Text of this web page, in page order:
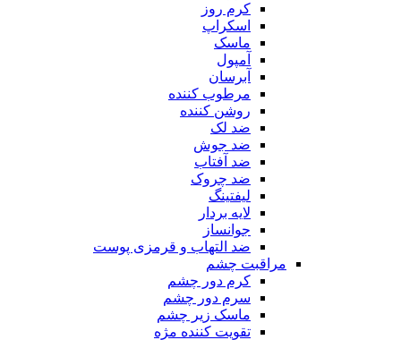
کرم روز
اسکراپ
ماسک
آمپول
آبرسان
مرطوب کننده
روشن کننده
ضد لک
ضد جوش
ضد آفتاب
ضد چروک
لیفتینگ
لایه بردار
جوانساز
ضد التهاب و قرمزی پوست
مراقبت چشم
کرم دور چشم
سرم دور چشم
ماسک زیر چشم
تقویت کننده مژه